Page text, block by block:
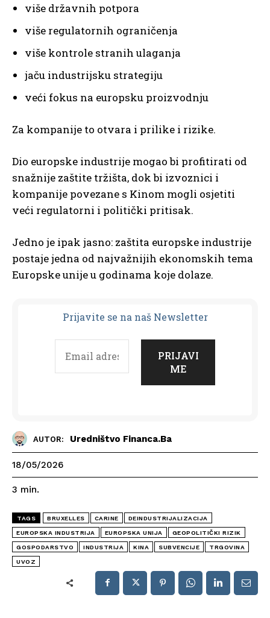
više državnih potpora
više regulatornih ograničenja
više kontrole stranih ulaganja
jaču industrijsku strategiju
veći fokus na europsku proizvodnju
Za kompanije to otvara i prilike i rizike.
Dio europske industrije mogao bi profitirati od
snažnije zaštite tržišta, dok bi izvoznici i
kompanije povezane s Kinom mogli osjetiti
veći regulatorni i politički pritisak.
Jedno je ipak jasno: zaštita europske industrije
postaje jedna od najvažnijih ekonomskih tema
Europske unije u godinama koje dolaze.
Prijavite se na naš Newsletter
AUTOR: Uredništvo Financa.ba
18/05/2026
3 min.
TAGS BRUXELLES CARINE DEINDUSTRIJALIZACIJA
EUROPSKA INDUSTRIJA EUROPSKA UNIJA GEOPOLITIČKI RIZIK
GOSPODARSTVO INDUSTRIJA KINA SUBVENCIJE TRGOVINA
UVOZ